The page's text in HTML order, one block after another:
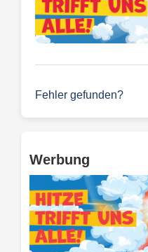
Fehler gefunden?
Werbung